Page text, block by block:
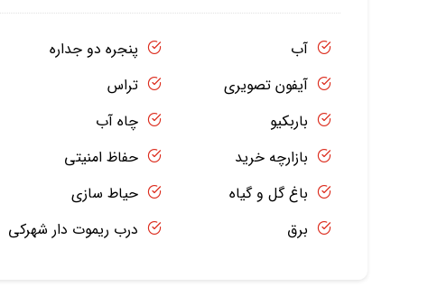
آب
آیفون تصویری
باربکیو
بازارچه خرید
باغ گل و گیاه
برق
پنجره دو جداره
تراس
چاه آب
حفاظ امنیتی
حیاط سازی
درب ریموت دار شهرکی